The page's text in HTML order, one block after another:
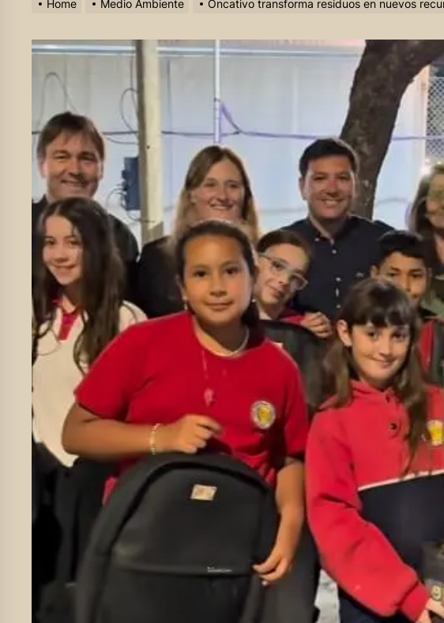
Home Medio Ambiente Oncativo transforma residuos en nuevos